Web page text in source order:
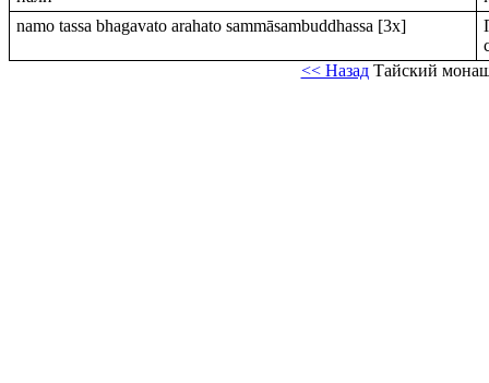
namo tassa bhagavato arahato sammāsambuddhassa [3x]
<< НазадТайский